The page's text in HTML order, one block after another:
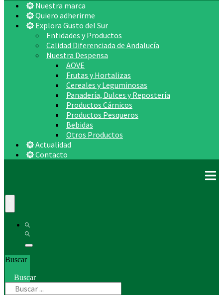
Nuestra marca
Quiero adherirme
Explora Gusto del Sur
Entidades y Productos
Calidad Diferenciada de Andalucía
Nuestra Despensa
AOVE
Frutas y Hortalizas
Cereales y Leguminosas
Panadería, Dulces y Repostería
Productos Cárnicos
Productos Pesqueros
Bebidas
Otros Productos
Actualidad
Contacto
Buscar
Buscar